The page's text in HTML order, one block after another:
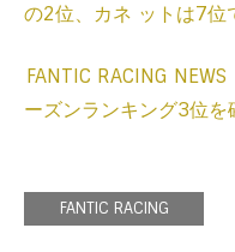
の2位、カネ ットは7
FANTIC RACING
ーズンランキング3位
FANTIC RACING